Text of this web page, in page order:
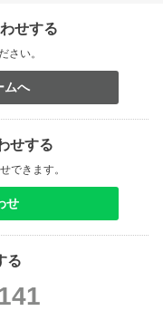
せする
さい。
ムへ
せする
できます。
せ
る